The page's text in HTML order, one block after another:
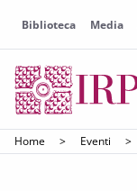
Biblioteca Media
Home > Eventi >